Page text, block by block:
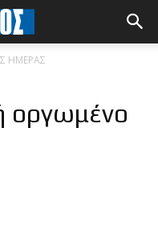
ΗΜΕΡΑΣ
οργωμένο